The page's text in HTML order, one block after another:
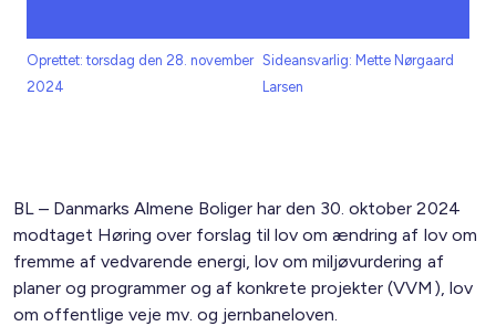
Oprettet: torsdag den 28. november
2024
Sideansvarlig: Mette Nørgaard
Larsen
BL – Danmarks Almene Boliger har den 30. oktober 2024
modtaget Høring over forslag til lov om ændring af lov om
fremme af vedvarende energi, lov om miljøvurdering af
planer og programmer og af konkrete projekter (VVM), lov
om offentlige veje mv. og jernbaneloven.